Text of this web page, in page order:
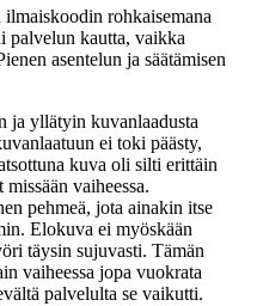
rohkaisemana
palvelun kautta, vaikka
asentelun ja säätämisen
ja yllätyin kuvanlaadusta
ei toki päästy,
kuva oli silti erittäin
vaiheessa.
pehmeä, jota ainakin itse
Elokuva ei myöskään
täysin sujuvasti. Tämän
vaiheessa jopa vuokrata
palvelulta se vaikutti.